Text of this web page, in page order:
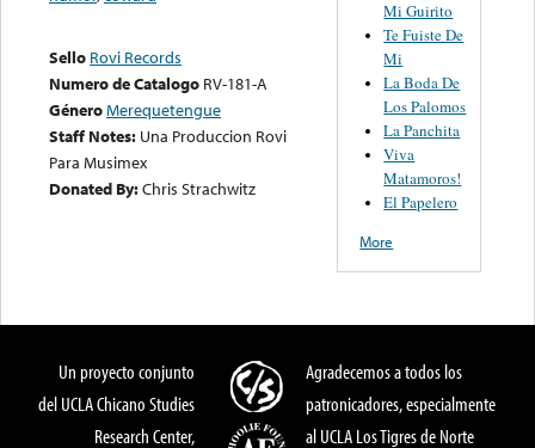
Sello Rovi Records
Numero de Catalogo RV-181-A
GéneroMerequetengue
Staff Notes: Una Produccion Rovi
Para Musimex
Donated By:Chris Strachwitz
Mi Guirito
Te Fuiste De
Mi
La Boda De
Los Palomos
La Panchita
Viva
Matamoros!
El Papelero
More
Un proyecto conjunto
del UCLA Chicano Studies
Research Center,
Agradecemos a todos los
patronicadores, especialmente
al UCLA Los Tigres de Norte